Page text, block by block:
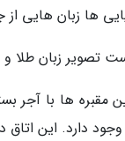
ها زبان هایی
تصویر زبان طلا
مقبره ها با آجر
وجود دارد. این